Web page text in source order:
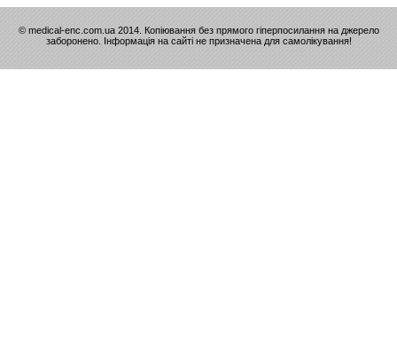
© medical-enc.com.ua 2014. Копіювання без прямого гіперпосилання на джерело
заборонено. Інформація на сайті не призначена для самолікування!